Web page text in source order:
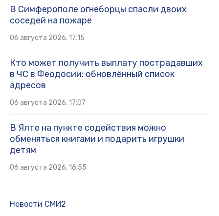
В Симферополе огнеборцы спасли двоих
соседей на пожаре
06 августа 2026, 17:15
Кто может получить выплату пострадавших
в ЧС в Феодосии: обновлённый список
адресов
06 августа 2026, 17:07
В Ялте на пункте содействия можно
обменяться книгами и подарить игрушки
детям
06 августа 2026, 16:55
Новости СМИ2